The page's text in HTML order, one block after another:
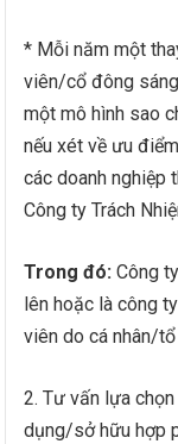
* Mỗi năm một
viên/cổ đông
một mô hình sao
nếu xét về ưu
các doanh nghiệp
Công ty Trách
Trong đó: Công
lên hoặc là công
viên do cá nhân/
2. Tư vấn lựa
dụng/sở hữu hợp